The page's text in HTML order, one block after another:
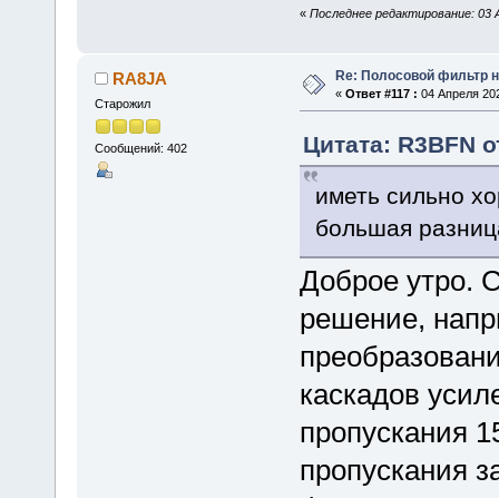
« Последнее редактирование: 03
RA8JA
Старожил
Сообщений: 402
Re: Полосовой фильтр
« Ответ #117 : 04 Апреля
Цитата: R3BFN
иметь сильно
большая
Доброе утро.
решение,
каскадов
пропускания
пропускания